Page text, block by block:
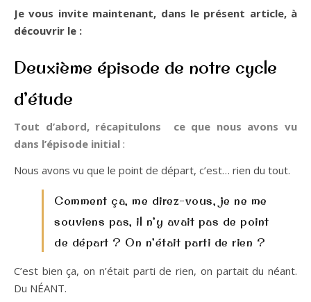
Je vous invite maintenant, dans le présent article, à
découvrir le :
Deuxième épisode de notre cycle
d’étude
Tout d’abord, récapitulons ce que nous avons vu
dans l’épisode initial :
Nous avons vu que le point de départ, c’est… rien du tout.
Comment ça, me direz-vous, je ne me
souviens pas, il n’y avait pas de point
de départ ? On n’était parti de rien ?
C’est bien ça, on n’était parti de rien, on partait du néant.
Du NÉANT.